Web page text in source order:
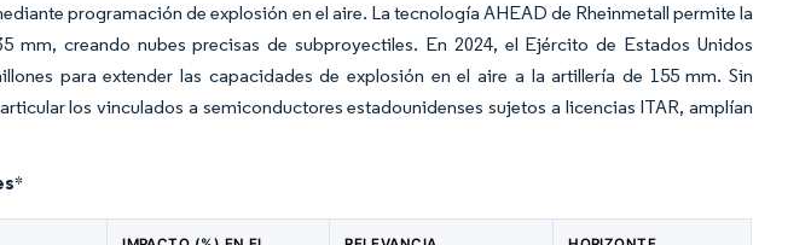
programación de explosión en el aire. La tecnología AHEAD de Rheinmetall permite la
mm, creando nubes precisas de subproyectiles. En 2024, el Ejército de Estados Unidos
para extender las capacidades de explosión en el aire a la artillería de 155 mm. Sin
los vinculados a semiconductores estadounidenses sujetos a licencias ITAR, amplían
*